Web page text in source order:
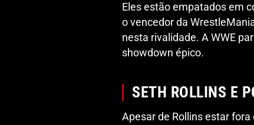
Eles estão empatados em
o vencedor da
nesta rivalidade. A WWE
showdown épico.
SETH ROLLINS E
Apesar de Rollins estar